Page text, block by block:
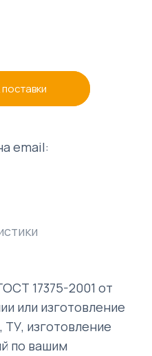
email:
17375-2001 от
или изготовление
изготовление
по вашим